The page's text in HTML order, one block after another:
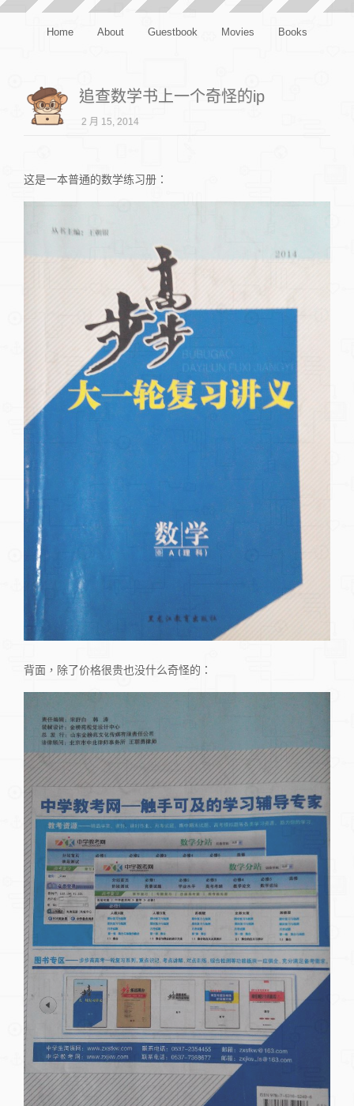
Home About Guestbook Movies Books
追查数学书上一个奇怪的ip
2 月 15, 2014
这是一本普通的数学练习册：
背面，除了价格很贵也没什么奇怪的：